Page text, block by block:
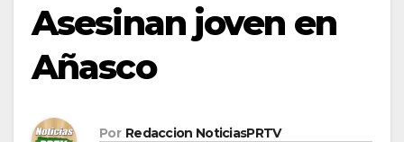
Asesinan joven en
Añasco
Por Redaccion NoticiasPRTV